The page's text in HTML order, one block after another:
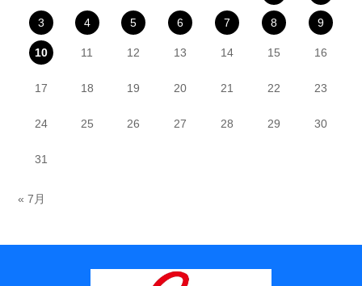
3 4 5 6 7 8 9
10 11 12 13 14 15 16
17 18 19 20 21 22 23
24 25 26 27 28 29 30
31
« 7月